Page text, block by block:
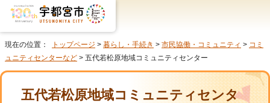
現在の位置： トップページ > 暮らし・手続き > 市民協働・コミュニティ > コミ
ュニティセンターなど > 五代若松原地域コミュニティセンター
五代若松原地域コミュニティセンタ